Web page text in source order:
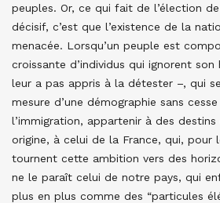
peuples. Or, ce qui fait de l’élection
décisif, c’est que l’existence de la
menacée. Lorsqu’un peuple est
croissante d’individus qui ignorent
leur a pas appris à la détester –, qui
mesure d’une démographie sans
l’immigration, appartenir à des
origine, à celui de la France, qui, pour
tournent cette ambition vers des
ne le paraît celui de notre pays, qui
plus en plus comme des “particules